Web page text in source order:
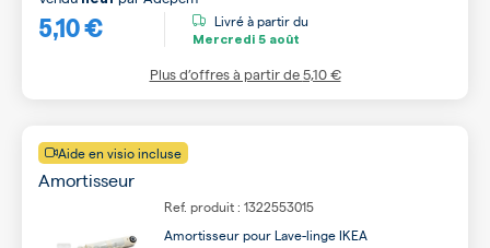
5,10 € Livré à partir du
Mercredi 5 août
Plus d’offres à partir de5,10 €
Aide en visio incluse
Amortisseur
Ref. produit : 1322553015
Amortisseur pour Lave-linge IKEA